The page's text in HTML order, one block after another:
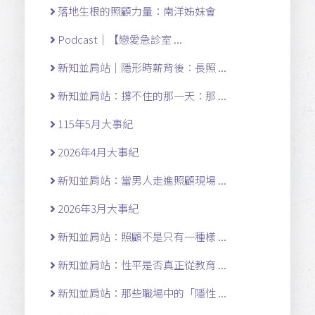
落地生根的照顧力量：南洋姊妹會
Podcast｜【戀愛急診室 ...
新知並肩站｜隱形時薪背後：長照 ...
新知並肩站：撐不住的那一天：那 ...
115年5月大事紀
2026年4月大事紀
新知並肩站：當男人走進照顧現場 ...
2026年3月大事紀
新知並肩站：照顧不是只有一種樣 ...
新知並肩站：性平是否真正從教育 ...
新知並肩站：那些職場中的「隱性 ...